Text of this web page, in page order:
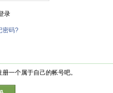
录
密码?
一个属于自己的帐号吧。